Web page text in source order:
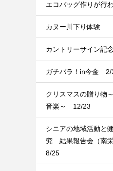
エコバッグ作りが行
カヌー川下り体験
カントリーサイン記
ガチパラ！in今金 2/
クリスマスの贈り物
音楽～ 12/23
シニアの地域活動と
究 結果報告会（南
8/25